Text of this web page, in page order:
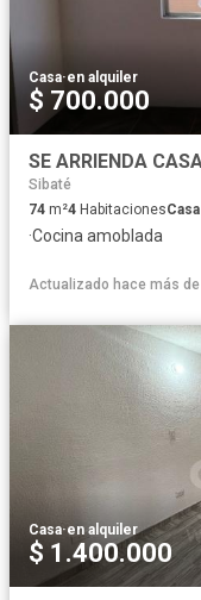
Casa·en alquiler
$ 700.000
SE ARRIENDA
Sibaté
74 m²4 HabitacionesCasa
·Cocina amoblada
Actualizado hace más
Casa·en alquiler
$ 1.400.000